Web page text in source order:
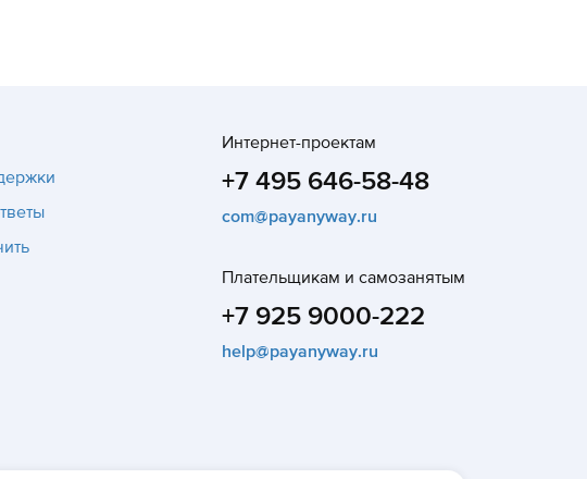
Интернет-проектам
+7 495 646-58-48
com@payanyway.ru
Плательщикам и самозанятым
+7 925 9000-222
help@payanyway.ru